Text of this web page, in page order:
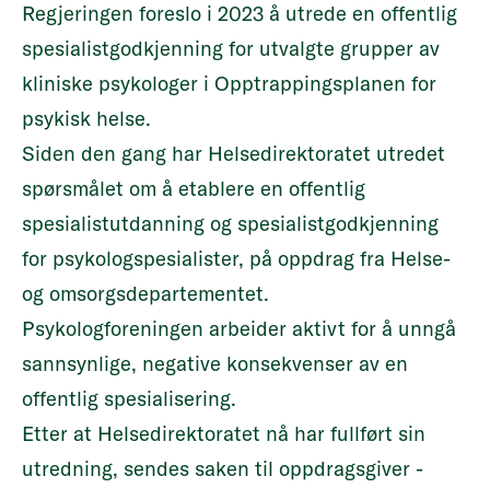
Regjeringen foreslo i 2023 å utrede en offentlig
spesialistgodkjenning for utvalgte grupper av
kliniske psykologer i Opptrappingsplanen for
psykisk helse.
Siden den gang har Helsedirektoratet utredet
spørsmålet om å etablere en offentlig
spesialistutdanning og spesialistgodkjenning
for psykologspesialister, på oppdrag fra Helse-
og omsorgsdepartementet.
Psykologforeningen arbeider aktivt for å unngå
sannsynlige, negative konsekvenser av en
offentlig spesialisering.
Etter at Helsedirektoratet nå har fullført sin
utredning, sendes saken til oppdragsgiver -